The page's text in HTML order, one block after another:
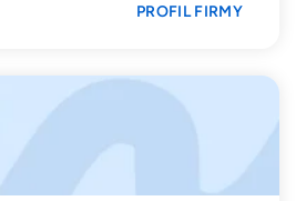
PROFIL FIRMY